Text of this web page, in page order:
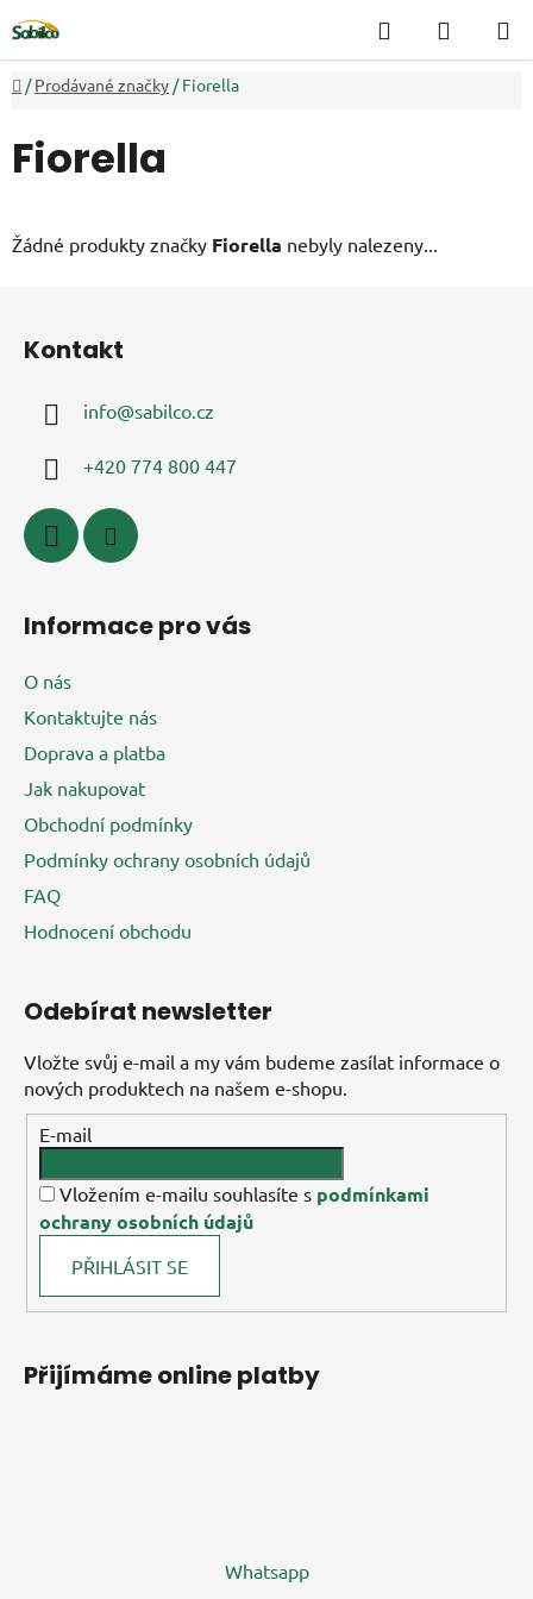
na
obsah
Hledat
KOŠÍK
Domů
/ Prodávané značky / Fiorella
Fiorella
Žádné produkty značky Fiorella nebyly nalezeny...
Kontakt
info@sabilco.cz
+420 774 800 447
Informace pro vás
O nás
Kontaktujte nás
Doprava a platba
Jak nakupovat
Obchodní podmínky
Podmínky ochrany osobních údajů
FAQ
Hodnocení obchodu
Odebírat newsletter
Vložte svůj e-mail a my vám budeme zasílat informace o
nových produktech na našem e-shopu.
E-mail
Vložením e-mailu souhlasíte s podmínkami
ochrany osobních údajů
PŘIHLÁSIT SE
Přijímáme online platby
Whatsapp